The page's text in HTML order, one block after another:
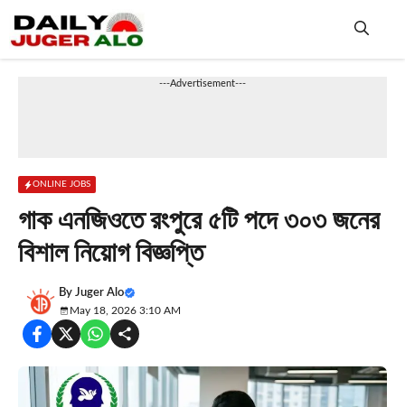
content
---Advertisement---
ONLINE JOBS
গাক এনজিওতে রংপুরে ৫টি পদে ৩০৩ জনের
বিশাল নিয়োগ বিজ্ঞপ্তি
By Juger Alo
May 18, 2026 3:10 AM